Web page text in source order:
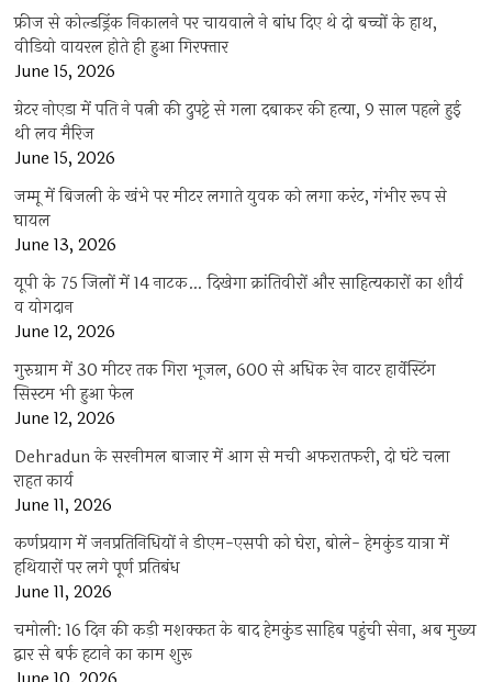
फ्रीज से कोल्डड्रिंक निकालने पर चायवाले ने बांध दिए थे दो बच्चों के हाथ,
वीडियो वायरल होते ही हुआ गिरफ्तार
June 15, 2026
ग्रेटर नोएडा में पति ने पत्नी की दुपट्टे से गला दबाकर की हत्या, 9 साल पहले हुई
थी लव मैरिज
June 15, 2026
जम्मू में बिजली के खंभे पर मीटर लगाते युवक को लगा करंट, गंभीर रूप से
घायल
June 13, 2026
यूपी के 75 जिलों में 14 नाटक… दिखेगा क्रांतिवीरों और साहित्यकारों का शौर्य
व योगदान
June 12, 2026
गुरुग्राम में 30 मीटर तक गिरा भूजल, 600 से अधिक रेन वाटर हार्वेस्टिंग
सिस्टम भी हुआ फेल
June 12, 2026
Dehradun के सरनीमल बाजार में आग से मची अफरातफरी, दो घंटे चला
राहत कार्य
June 11, 2026
कर्णप्रयाग में जनप्रतिनिधियों ने डीएम-एसपी को घेरा, बोले- हेमकुंड यात्रा में
हथियारों पर लगे पूर्ण प्रतिबंध
June 11, 2026
चमोली: 16 दिन की कड़ी मशक्कत के बाद हेमकुंड साहिब पहुंची सेना, अब मुख्य
द्वार से बर्फ हटाने का काम शुरू